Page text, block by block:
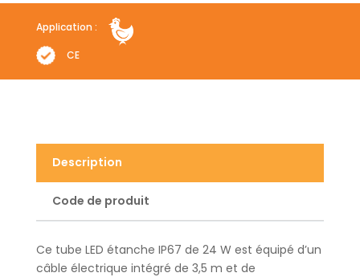
CE
Application :
Description
Code de produit
Ce tube LED étanche IP67 de 24 W est équipé d’un
câble électrique intégré de 3,5 m et de